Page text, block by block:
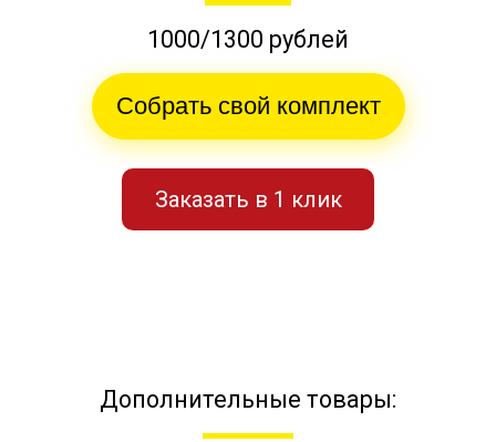
1000/1300 рублей
Собрать свой комплект
Заказать в 1 клик
Дополнительные товары: